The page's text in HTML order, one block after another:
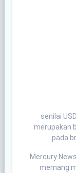
senilai
merupakan
pada
Mercury
memang